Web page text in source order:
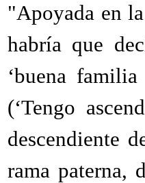
"Apoyada en
habría que
‘buena
(‘Tengo
descendiente
rama paterna,